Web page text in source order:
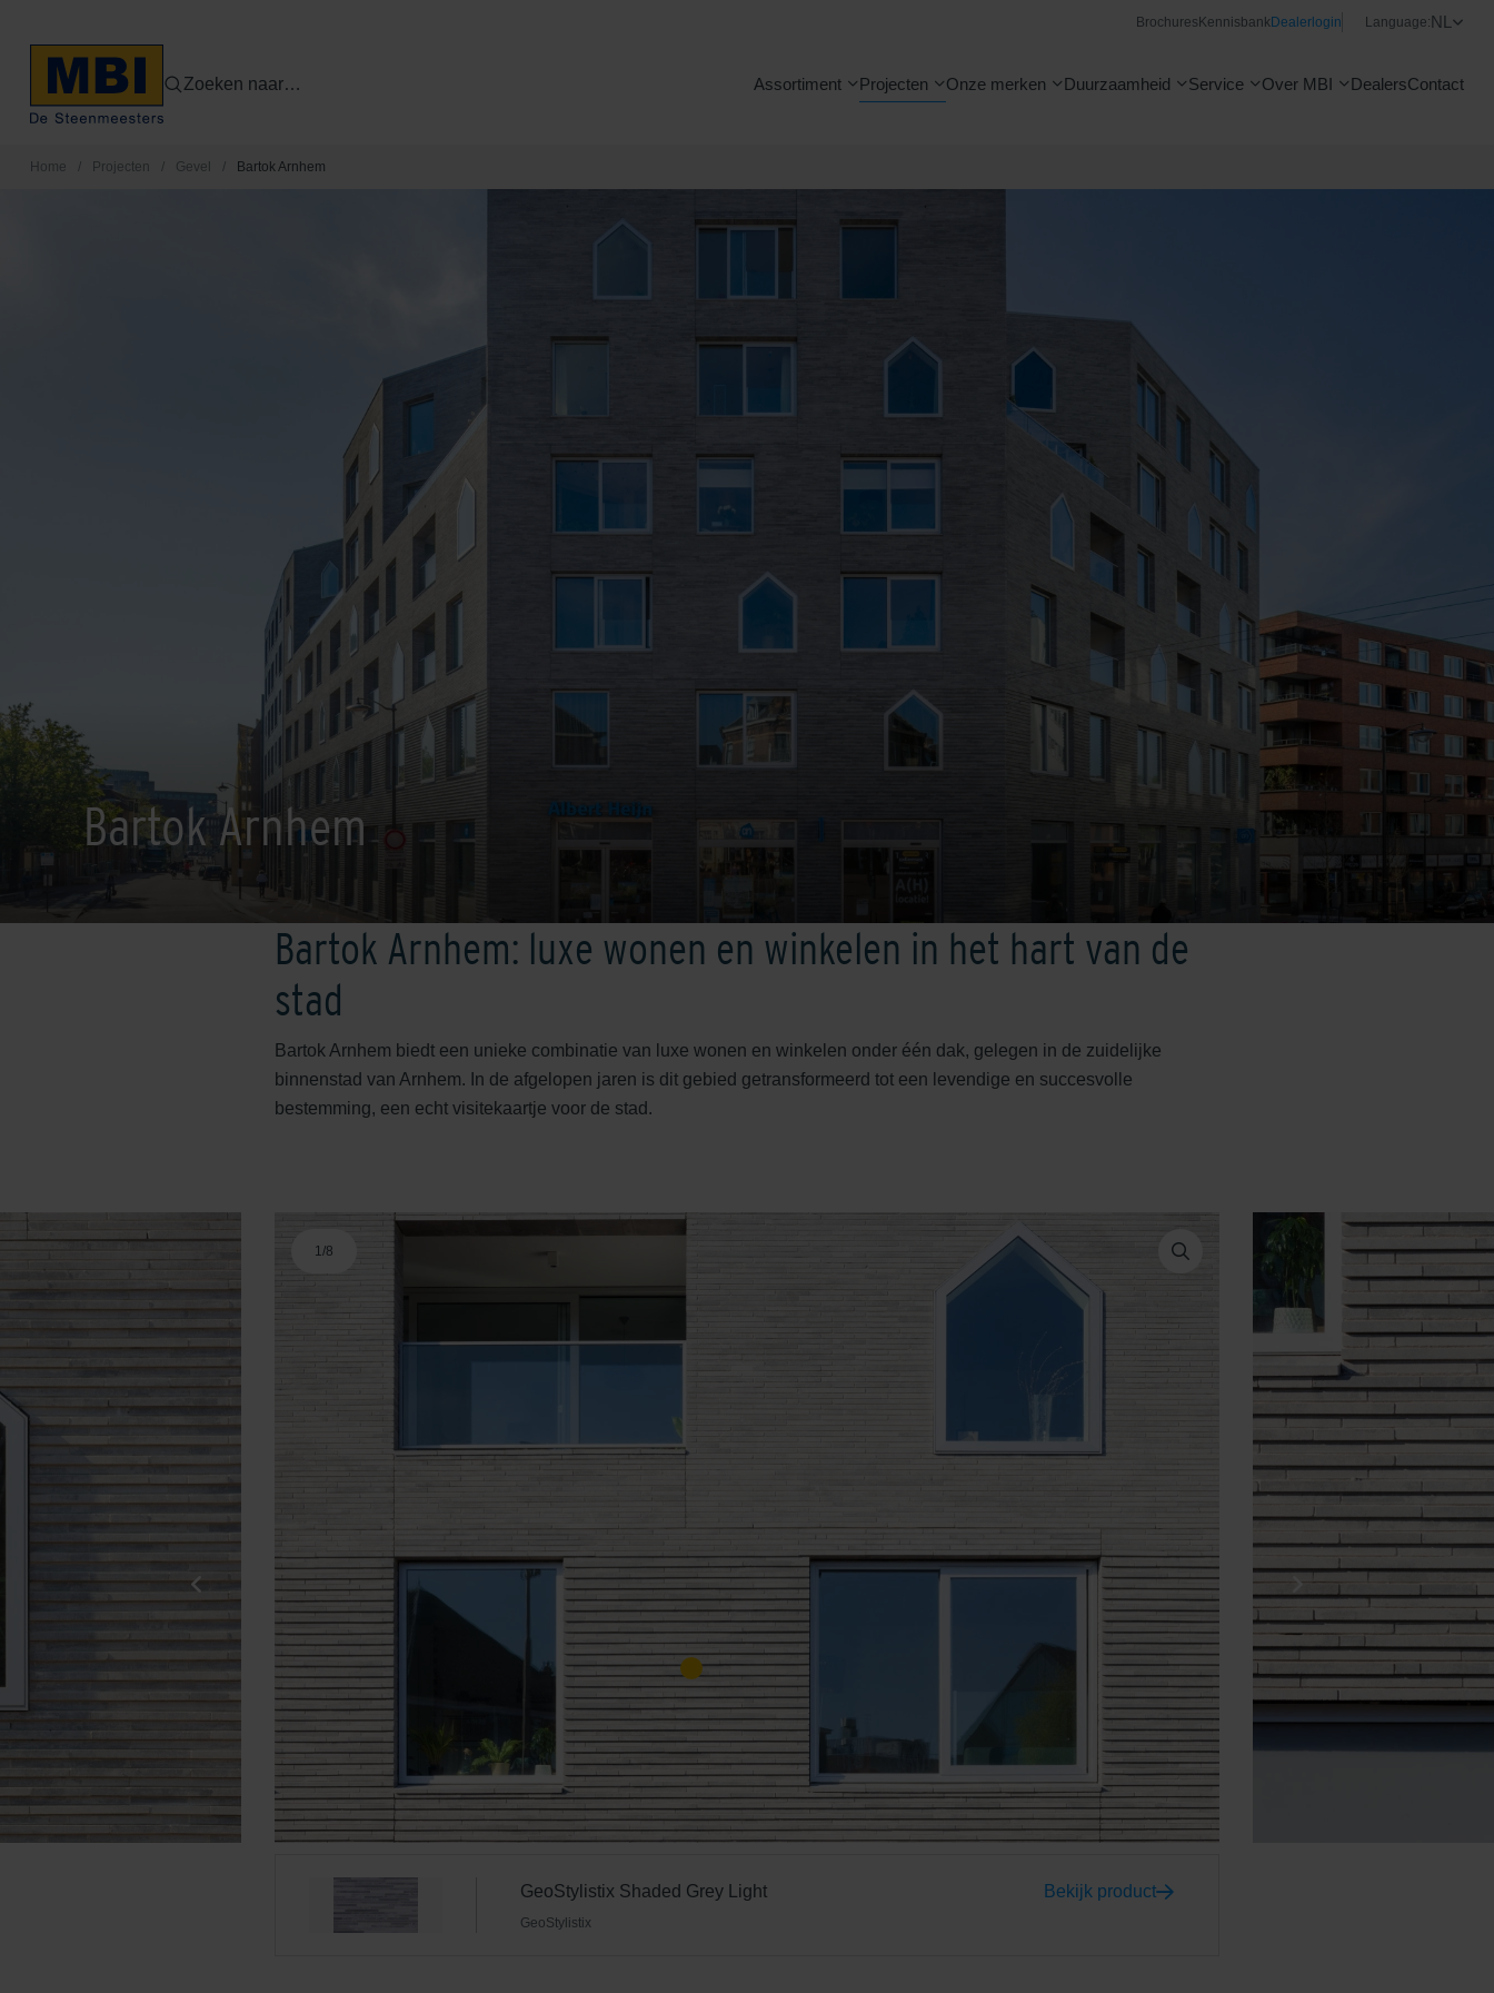
Brochures KennisbankDealerlogin Language:NL
Zoeken naar… Assortiment Projecten Onze merken Duurzaamheid Service Over MBI DealersContact
Home / Projecten / Gevel / Bartok Arnhem
Bartok Arnhem
Bartok Arnhem: luxe wonen en winkelen in het hart van de
stad
Bartok Arnhem biedt een unieke combinatie van luxe wonen en winkelen onder één dak, gelegen in de zuidelijke
binnenstad van Arnhem. In de afgelopen jaren is dit gebied getransformeerd tot een levendige en succesvolle
bestemming, een echt visitekaartje voor de stad.
1/8
GeoStylistix Shaded Grey Light
GeoStylistix
Bekijk product